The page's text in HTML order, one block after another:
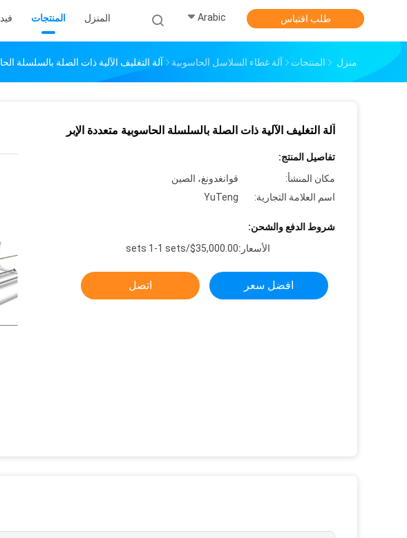
المنزل المنتجات Arabic طلب اقتباس
منزل المنتجات آلة غطاء السلاسل الحاسوبية آلة التغليف الآلية ذات الصلة بالسلسلة
آلة التغليف الآلية ذات الصلة بالسلسلة الحاسوبية متعددة الإبر
تفاصيل المنتج:
مكان المنشأ:
قوانغدونغ، الصين
اسم العلامة التجارية:
YuTeng
شروط الدفع والشحن:
الأسعار:$35,000.00/sets 1-1 sets
افضل سعر اتصل